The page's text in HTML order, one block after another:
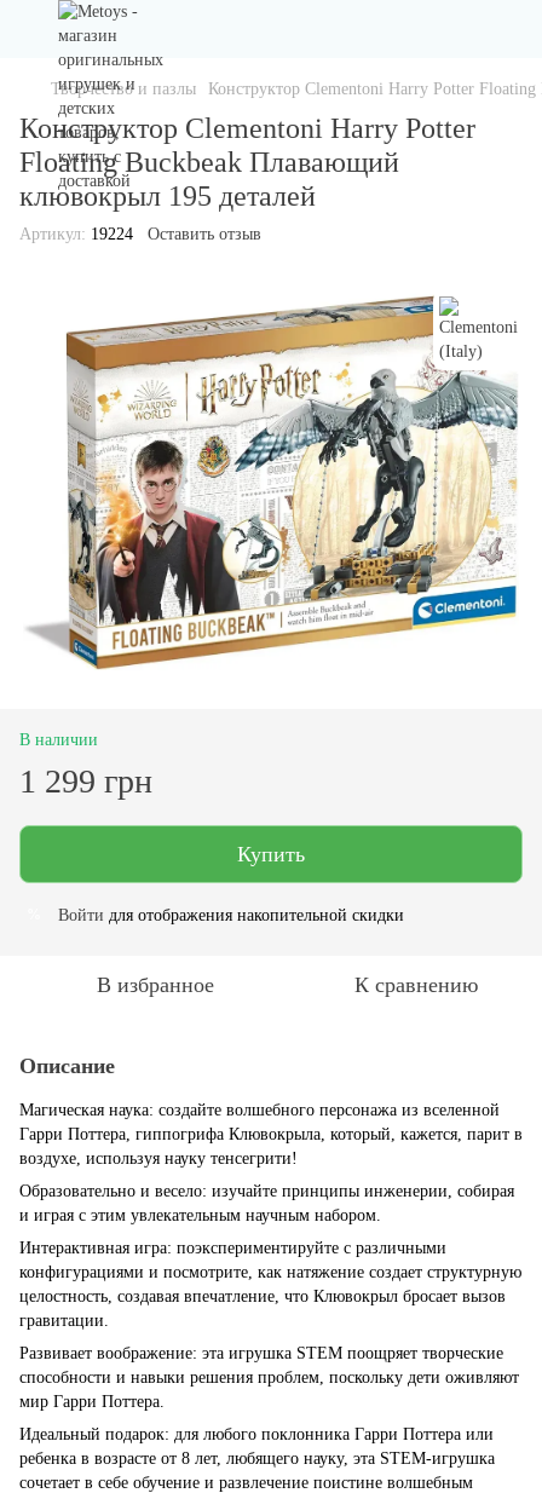
Творчество и пазлы Конструктор Clementoni Harry Potter
Конструктор Clementoni Harry Potter
Floating Buckbeak Плавающий
клювокрыл 195 деталей
Артикул: 19224 Оставить отзыв
В наличии
1 299 грн
Купить
Войти для отображения накопительной скидки
В избранное К сравнению
Описание
Магическая наука: создайте волшебного персонажа из вселенной
Гарри Поттера, гиппогрифа Клювокрыла, который, кажется, парит в
воздухе, используя науку тенсегрити!
Образовательно и весело: изучайте принципы инженерии, собирая
и играя с этим увлекательным научным набором.
Интерактивная игра: поэкспериментируйте с различными
конфигурациями и посмотрите, как натяжение создает структурную
целостность, создавая впечатление, что Клювокрыл бросает вызов
гравитации.
Развивает воображение: эта игрушка STEM поощряет творческие
способности и навыки решения проблем, поскольку дети оживляют
мир Гарри Поттера.
Идеальный подарок: для любого поклонника Гарри Поттера или
ребенка в возрасте от 8 лет, любящего науку, эта STEM-игрушка
сочетает в себе обучение и развлечение поистине волшебным